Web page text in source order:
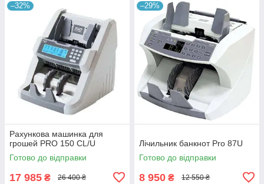
–32%
Рахункова машинка для
грошей PRO 150 CL/U
Готово до відправки
17 985 ₴ 26 400 ₴
–29%
Лічильник банкнот Pro 87U
Готово до відправки
8 950 ₴ 12 550 ₴